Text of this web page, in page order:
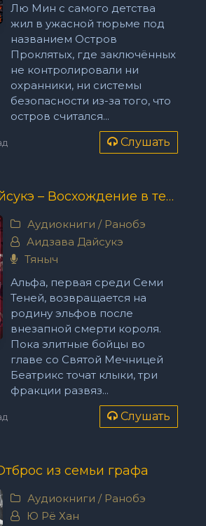
Лю Мин с самого детства
жил в ужасной тюрьме под
названием Остров
Проклятых, где заключённых
не контролировали ни
охранники, ни системы
безопасности из-за того, что
остров считался...
Слушать
Аидзава Дайсукэ – Восхождение в тени Том 7
Аудиокниги / Ранобэ
Аидзава Дайсукэ
Тяныч
Альфа, первая среди Семи
Теней, возвращается на
родину эльфов после
внезапной смерти короля.
Пока элитные бойцы во
главе со Святой Мечницей
Беатрикс точат клыки, три
фракции развяз...
Слушать
из семьи графа
Аудиокниги / Ранобэ
Ю Рё Хан